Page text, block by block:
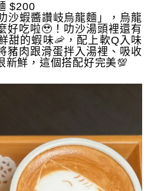
$200
沙蝦醬讚岐烏龍麵」，烏龍
好吃啦🥹！叻沙湯頭裡還有
甜的蝦味🦐，配上軟Q入味
豬肉跟滑蛋拌入湯裡、吸收
新鮮，這個搭配好完美💯